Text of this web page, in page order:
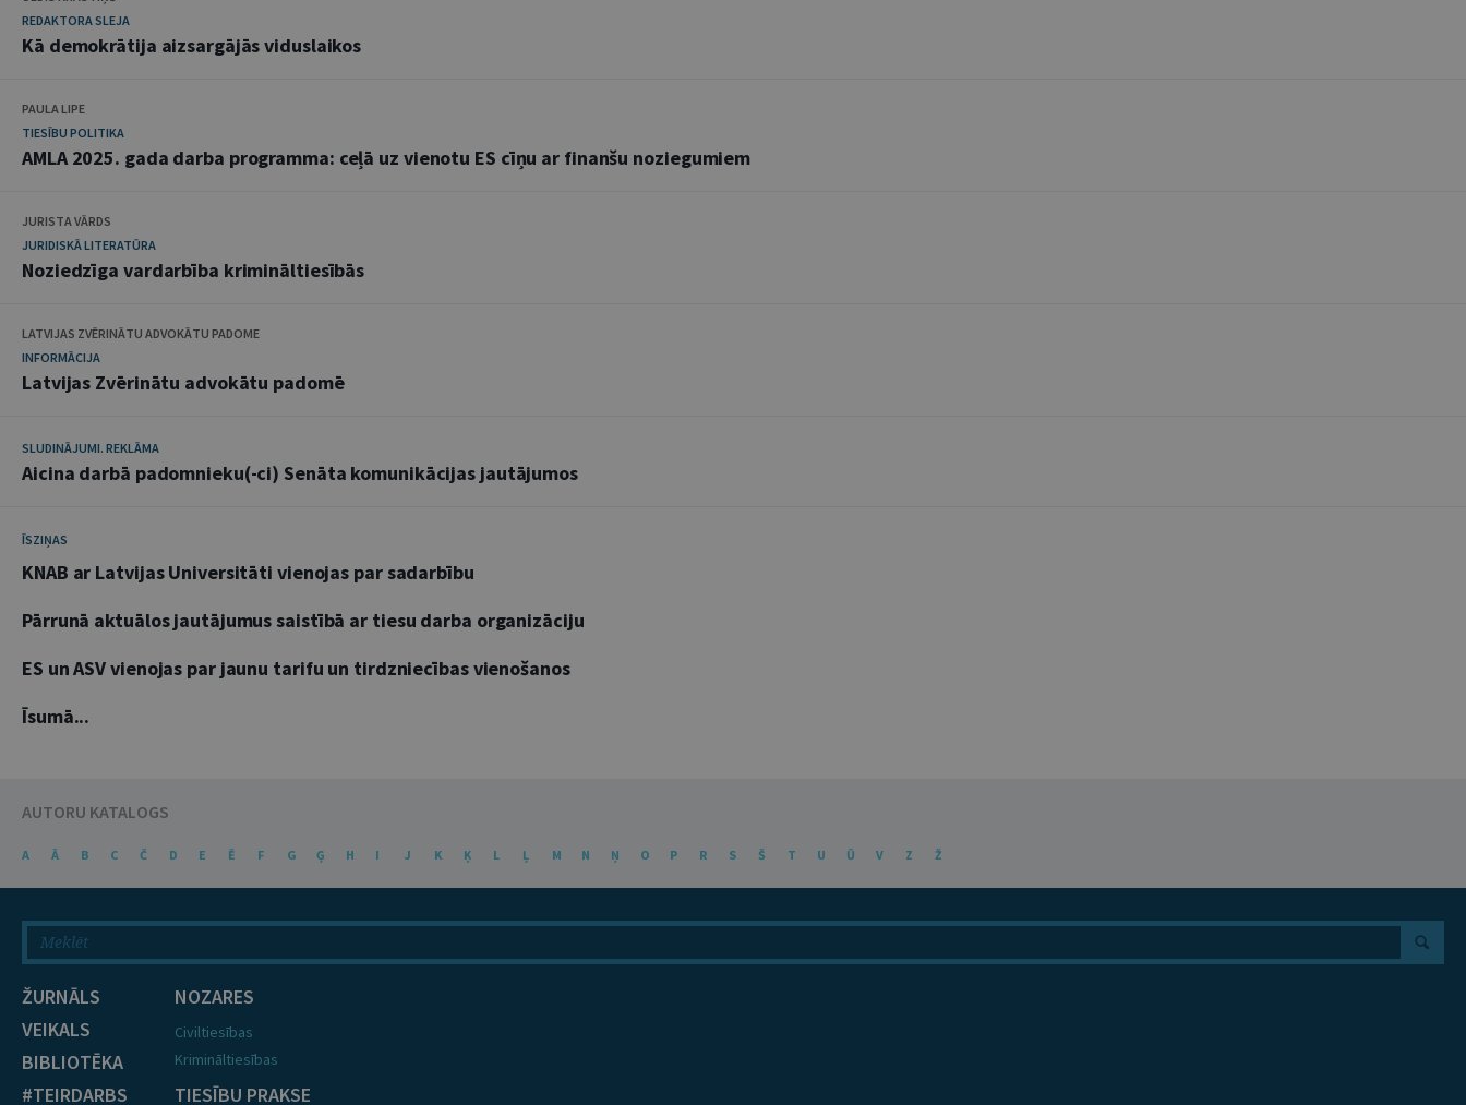
REDAKTORA SLEJA
Kā demokrātija aizsargājās viduslaikos
PAULA LIPE
TIESĪBU POLITIKA
AMLA 2025. gada darba programma: ceļā uz vienotu ES cīņu ar finanšu noziegumiem
JURISTA VĀRDS
JURIDISKĀ LITERATŪRA
Noziedzīga vardarbība krimināltiesībās
LATVIJAS ZVĒRINĀTU ADVOKĀTU PADOME
INFORMĀCIJA
Latvijas Zvērinātu advokātu padomē
SLUDINĀJUMI. REKLĀMA
Aicina darbā padomnieku(-ci) Senāta komunikācijas jautājumos
ĪSZIŅAS
KNAB ar Latvijas Universitāti vienojas par sadarbību
Pārrunā aktuālos jautājumus saistībā ar tiesu darba organizāciju
ES un ASV vienojas par jaunu tarifu un tirdzniecības vienošanos
Īsumā...
AUTORU KATALOGS
A Ā B C Č D E Ē F G Ģ H I J K Ķ L Ļ M N Ņ O P R S Š T U Ū V Z Ž
ŽURNĀLS
VEIKALS
BIBLIOTĒKA
#TEIRDARBS
NOZARES
Civiltiesības
Krimināltiesības
TIESĪBU PRAKSE